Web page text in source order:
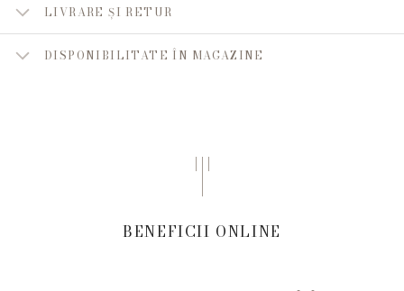
LIVRARE ȘI RETUR
DISPONIBILITATE ÎN MAGAZINE
BENEFICII ONLINE